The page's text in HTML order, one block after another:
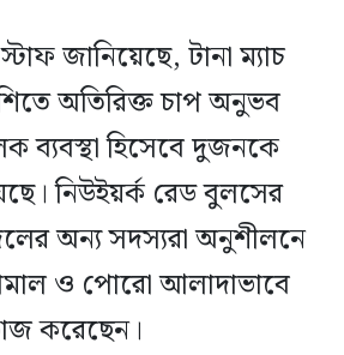
জানিয়েছে, টানা ম্যাচ
অতিরিক্ত চাপ অনুভব
ব্যবস্থা হিসেবে দুজনকে
নিউইয়র্ক রেড বুলসের
দলের অন্য সদস্যরা অনুশীলনে
ও পোরো আলাদাভাবে
করেছেন।